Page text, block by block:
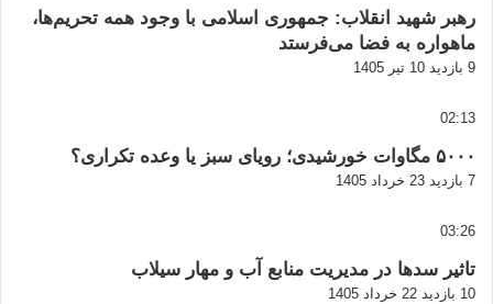
رهبر شهید انقلاب: جمهوری اسلامی با وجود همه تحریم‌ها،
ماهواره به فضا می‌فرستد
9 بازدید 10 تیر 1405
02:13
۵۰۰۰ مگاوات خورشیدی؛ رویای سبز یا وعده تکراری؟
7 بازدید 23 خرداد 1405
03:26
تاثیر سدها در مدیریت منابع آب و مهار سیلاب
10 بازدید 22 خرداد 1405